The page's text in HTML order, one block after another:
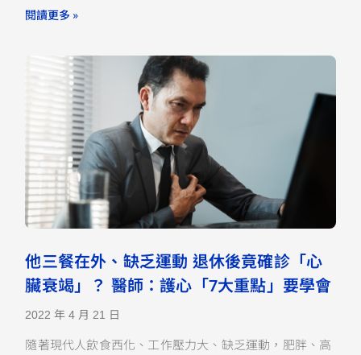
閱讀更多 »
他三餐在外、缺乏運動 退休後竟確診「心
臟衰竭」？ 醫師：護心「7大重點」要學會
2022 年 4 月 21 日
隨著現代人飲食西化、工作壓力大、缺乏運動，肥胖、高